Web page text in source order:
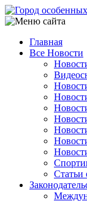
Перейти
к
содержанию
Main
navigation
Главная
Все Новости
Статьи